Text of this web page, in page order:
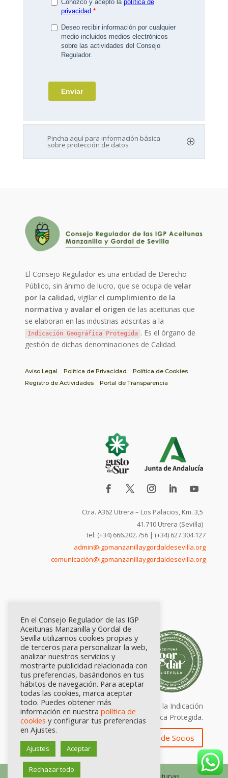
Pincha aquí para información básica
sobre protección de datos
El Consejo Regulador es una entidad de Derecho
Público, sin ánimo de lucro, que se ocupa develar
por la calidad, vigilar el cumplimiento de la
normativa y avalar el origen de las aceitunas que
se elaboran en las industrias adscritas a la
Indicación Geográfica Protegida . Es el órgano de
gestión de dichas denominaciones de Calidad.
Aviso Legal Política de Privacidad
Política de Cookies
Registro de Actividades
Portal de Transparencia
Ctra. A362 Utrera – Los Palacios, Km. 3,5
41.710 Utrera (Sevilla)
tel: (+34) 666.202.756 | (+34) 627.304.127
admin@igpmanzanillaygordaldesevilla.org
comunicación@igpmanzanillaygordaldesevilla.org
Calidad certificada por Origen. Sellos de la Indicación
Geográfica Protegida.
Zona de Socios
© Consejo Regulador de las IGP Aceitunas
En el Consejo Regulador de las IGP
Aceitunas Manzanilla y Gordal de
Sevilla utilizamos cookies propias y
de terceros para personalizar la web,
analizar nuestros servicios y
mostrarte publicidad relacionada con
tus preferencias, basándonos en tus
hábitos de navegación. Para aceptar
todas las cookies, marca aceptar
todo. Puedes obtener más
información en nuestra política de
cookies y configurar tus preferencias
en Ajustes.
Ajustes Aceptar
Rechazar todo